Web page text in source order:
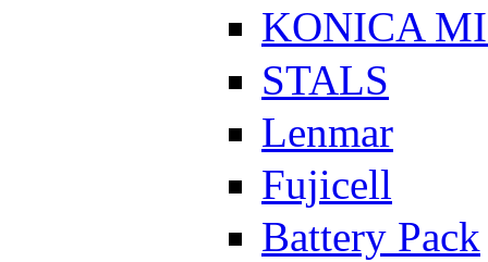
KONICA
STALS
Lenmar
Fujicell
Battery Pack